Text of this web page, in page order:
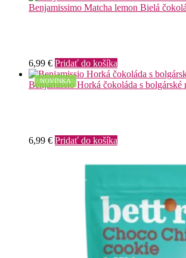
Benjamissimo Matcha lemon Bielá
6,99 € Pridať do košíka
NOVINKA
Benjamissio Horká čokoláda s bolgárské
6,99 € Pridať do košíka